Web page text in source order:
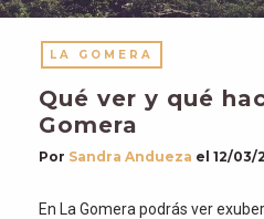
LA GOMERA
Qué ver y qué
Gomera
Por Sandra Andueza el 12/03/
En La Gomera podrás ver